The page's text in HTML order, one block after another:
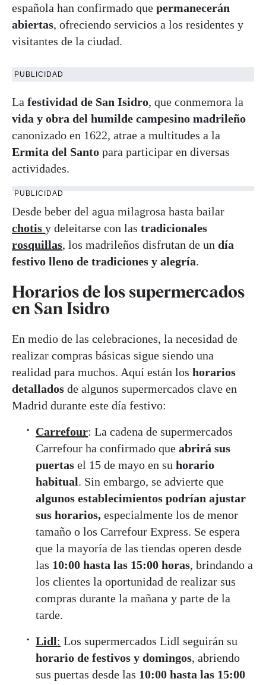
española han confirmado que permanecerán
abiertas, ofreciendo servicios a los residentes y
visitantes de la ciudad.
PUBLICIDAD
La festividad de San Isidro, que conmemora la
vida y obra del humilde campesino madrileño
canonizado en 1622, atrae a multitudes a la
Ermita del Santo para participar en diversas
actividades.
PUBLICIDAD
Desde beber del agua milagrosa hasta bailar
chotis y deleitarse con las tradicionales
rosquillas, los madrileños disfrutan de un día
festivo lleno de tradiciones y alegría.
Horarios de los supermercados
en San Isidro
En medio de las celebraciones, la necesidad de
realizar compras básicas sigue siendo una
realidad para muchos. Aquí están los horarios
detallados de algunos supermercados clave en
Madrid durante este día festivo:
Carrefour: La cadena de supermercados
Carrefour ha confirmado que abrirá sus
puertas el 15 de mayo en su horario
habitual. Sin embargo, se advierte que
algunos establecimientos podrían ajustar
sus horarios, especialmente los de menor
tamaño o los Carrefour Express. Se espera
que la mayoría de las tiendas operen desde
las 10:00 hasta las 15:00 horas, brindando a
los clientes la oportunidad de realizar sus
compras durante la mañana y parte de la
tarde.
Lidl: Los supermercados Lidl seguirán su
horario de festivos y domingos, abriendo
sus puertas desde las 10:00 hasta las 15:00